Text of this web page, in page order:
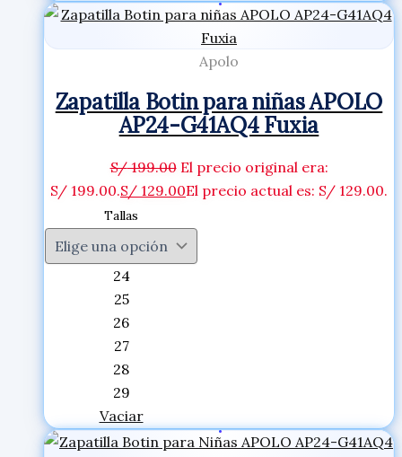
Apolo
Zapatilla Botin para niñas APOLO
AP24-G41AQ4 Fuxia
S/199.00 El precio original era:
S/ 199.00.S/ 129.00El precio actual es: S/ 129.00.
Tallas
24
25
26
27
28
29
Vaciar